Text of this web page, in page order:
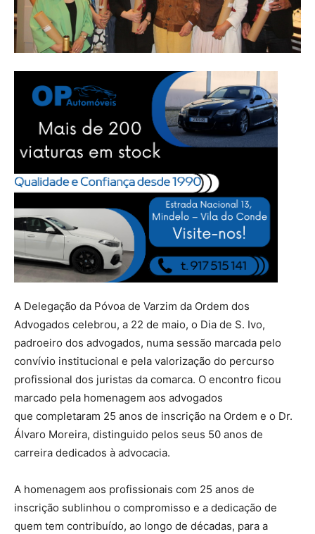
A Delegação da Póvoa de Varzim da Ordem dos
Advogados celebrou, a 22 de maio, o Dia de S. Ivo,
padroeiro dos advogados, numa sessão marcada pelo
convívio institucional e pela valorização do percurso
profissional dos juristas da comarca. O encontro ficou
marcado pela homenagem aos advogados
que completaram 25 anos de inscrição na Ordem e o Dr.
Álvaro Moreira, distinguido pelos seus 50 anos de
carreira dedicados à advocacia.
A homenagem aos profissionais com 25 anos de
inscrição sublinhou o compromisso e a dedicação de
quem tem contribuído, ao longo de décadas, para a